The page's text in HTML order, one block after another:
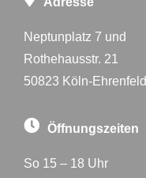
Neptunplatz 7 und
Rothehausstr. 21
50823 Köln-Ehrenfeld
Öffnungszeiten
So 15 – 18 Uhr